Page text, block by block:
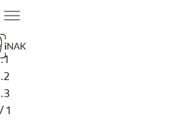
1 / 3